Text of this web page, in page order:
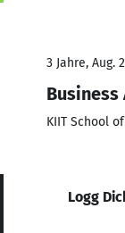
3 Jahre, Aug.
KIIT School
Logg